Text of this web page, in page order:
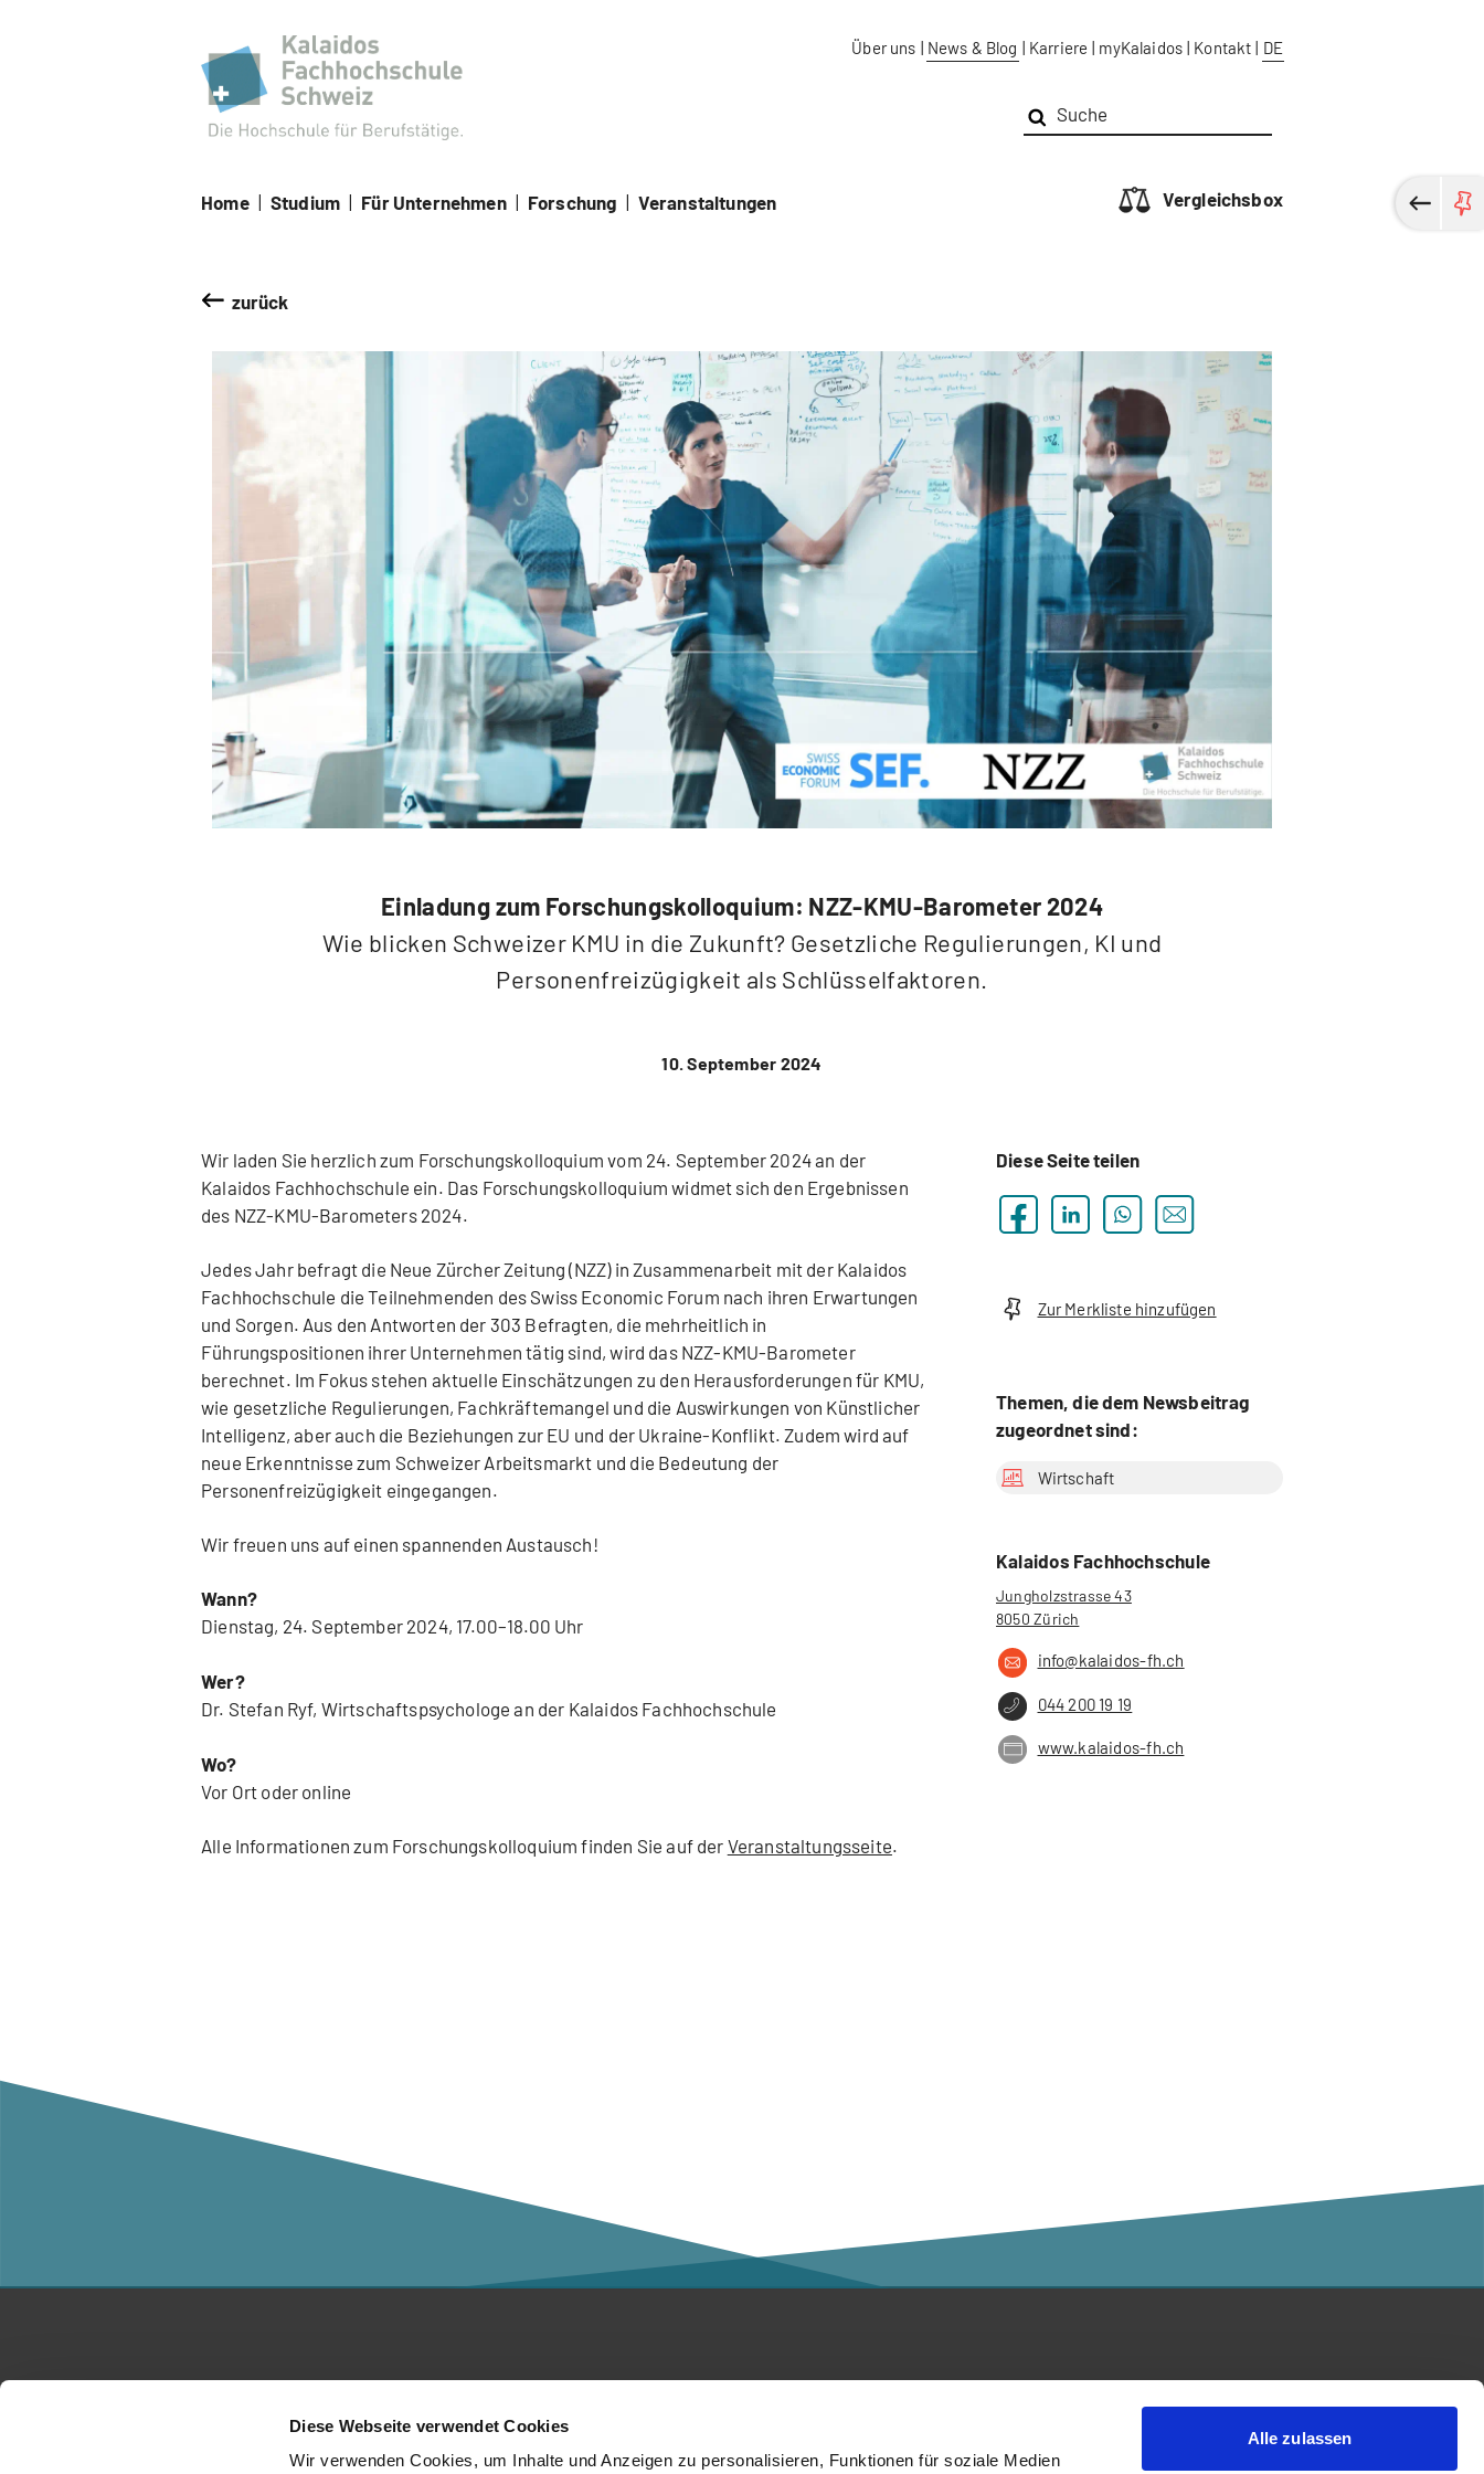
Diese Webseite verwendet Cookies
Wir verwenden Cookies, um Inhalte und Anzeigen zu personalisieren, Funktionen für soziale Medien
Alle zulassen
Über uns | News & Blog | Karriere | myKalaidos | Kontakt | DE
Home | Studium | Für Unternehmen | Forschung | Veranstaltungen Vergleichsbox
zurück
Einladung zum Forschungskolloquium: NZZ-KMU-Barometer 2024
Wie blicken Schweizer KMU in die Zukunft? Gesetzliche Regulierungen, KI und
Personenfreizügigkeit als Schlüsselfaktoren.
10. September 2024
Wir laden Sie herzlich zum Forschungskolloquium vom 24. September 2024 an der
Kalaidos Fachhochschule ein. Das Forschungskolloquium widmet sich den Ergebnissen
des NZZ-KMU-Barometers 2024.
Jedes Jahr befragt die Neue Zürcher Zeitung (NZZ) in Zusammenarbeit mit der Kalaidos
Fachhochschule die Teilnehmenden des Swiss Economic Forum nach ihren Erwartungen
und Sorgen. Aus den Antworten der 303 Befragten, die mehrheitlich in
Führungspositionen ihrer Unternehmen tätig sind, wird das NZZ-KMU-Barometer
berechnet. Im Fokus stehen aktuelle Einschätzungen zu den Herausforderungen für KMU,
wie gesetzliche Regulierungen, Fachkräftemangel und die Auswirkungen von Künstlicher
Intelligenz, aber auch die Beziehungen zur EU und der Ukraine-Konflikt. Zudem wird auf
neue Erkenntnisse zum Schweizer Arbeitsmarkt und die Bedeutung der
Personenfreizügigkeit eingegangen.
Wir freuen uns auf einen spannenden Austausch!
Wann?
Dienstag, 24. September 2024, 17.00–18.00 Uhr
Wer?
Dr. Stefan Ryf, Wirtschaftspsychologe an der Kalaidos Fachhochschule
Wo?
Vor Ort oder online
Alle Informationen zum Forschungskolloquium finden Sie auf der Veranstaltungsseite.
Diese Seite teilen
Zur Merkliste hinzufügen
Themen, die dem Newsbeitrag
zugeordnet sind:
Wirtschaft
Kalaidos Fachhochschule
Jungholzstrasse 43
8050 Zürich
info@kalaidos-fh.ch
044 200 19 19
www.kalaidos-fh.ch
Für Unternehmen Über die Kalaidos FH
Kalaidos Fachhochschule